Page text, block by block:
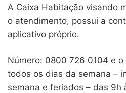
A Caixa Habitação visando
o atendimento, possui a
aplicativo próprio.
Número: 0800 726 0104 e
todos os dias da semana –
semana e feriados – das 9h